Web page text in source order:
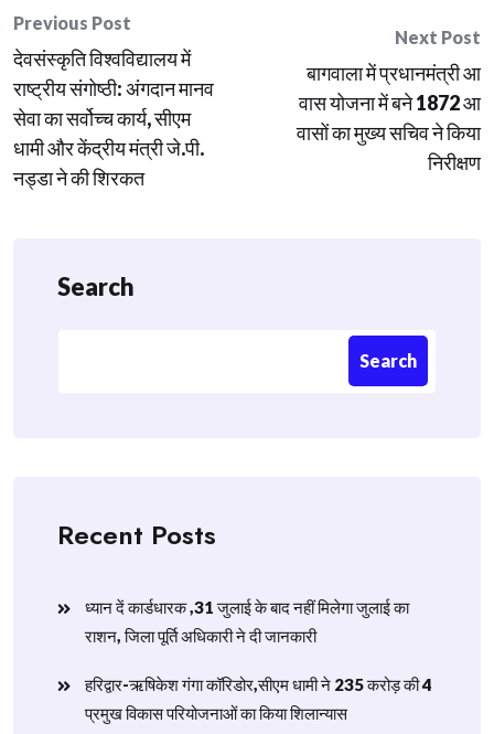
Post
navigation
Previous Post
देवसंस्कृति विश्वविद्यालय में
राष्ट्रीय संगोष्ठी: अंगदान मानव
सेवा का सर्वोच्च कार्य, सीएम
धामी और केंद्रीय मंत्री जे.पी.
नड्डा ने की शिरकत
Next Post
बागवाला में प्रधानमंत्री आ
वास योजना में बने 1872 आ
वासों का मुख्य सचिव ने किया
निरीक्षण
Search
Search
Recent Posts
ध्यान दें कार्डधारक ,31 जुलाई के बाद नहीं मिलेगा जुलाई का
राशन, जिला पूर्ति अधिकारी ने दी जानकारी
हरिद्वार-ऋषिकेश गंगा कॉरिडोर,सीएम धामी ने 235 करोड़ की 4
प्रमुख विकास परियोजनाओं का किया शिलान्यास